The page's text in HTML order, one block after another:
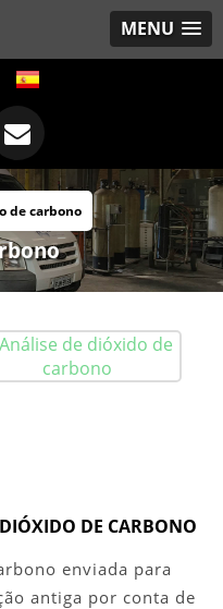
MENU
de carbono
DE CARBONO
enviada para
antiga por conta de